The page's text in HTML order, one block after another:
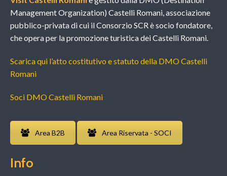
Management Organization) Castelli Romani, associazione
pubblico-privata di cui il Consorzio SCR è socio fondatore,
che opera per la promozione turistica dei Castelli Romani.
Scarica qui l’atto costitutivo e statuto della DMO Castelli
Romani
Soci DMO Castelli Romani
Area B2B Area Riservata - SOCI
Info